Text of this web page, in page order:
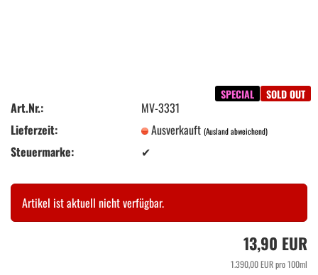
SPECIAL SOLD OUT
Art.Nr.:
MV-3331
Lieferzeit:
Ausverkauft(Ausland abweichend)
Steuermarke: ✔
Artikel ist aktuell nicht verfügbar.
13,90 EUR
1.390,00 EUR pro 100ml